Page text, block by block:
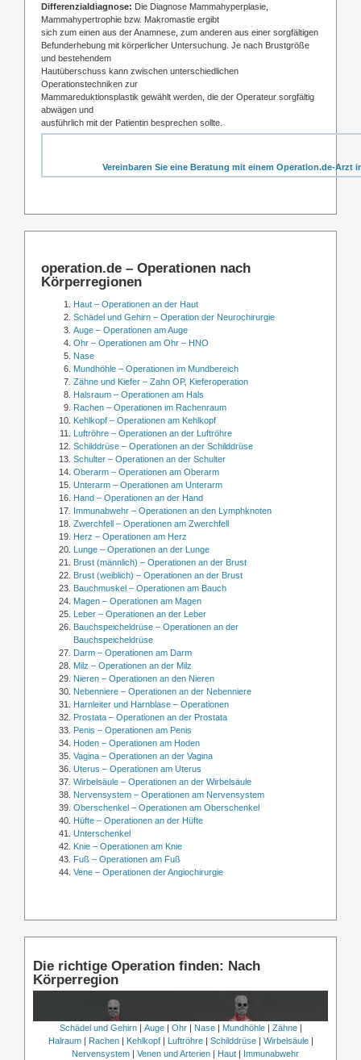
Differenzialdiagnose: Die Diagnose Mammahyperplasie,
Mammahypertrophie bzw. Makromastie ergibt
sich zum einen aus der Anamnese, zum anderen aus einer sorgfältigen
Befunderhebung mit körperlicher Untersuchung. Je nach Brustgröße
und bestehendem
Hautüberschuss kann zwischen unterschiedlichen
Operationstechniken zur
Mammareduktionsplastik gewählt werden, die der Operateur sorgfältig
abwägen und
ausführlich mit der Patientin besprechen sollte.
Vereinbaren Sie eine Beratung mit einem Operation.de-Arzt
operation.de – Operationen nach
Körperregionen
Haut – Operationen an der Haut
Schädel und Gehirn – Operation der Neurochirurgie
Auge – Operationen am Auge
Ohr – Operationen am Ohr – HNO
Nase
Mundhöhle – Operationen im Mundbereich
Zähne und Kiefer – Zahn OP, Kieferoperation
Halsraum – Operationen am Hals
Rachen – Operationen im Rachenraum
Kehlkopf – Operationen am Kehlkopf
Luftröhre – Operationen an der Luftröhre
Schilddrüse – Operationen an der Schilddrüse
Schulter – Operationen an der Schulter
Oberarm – Operationen am Oberarm
Unterarm – Operationen am Unterarm
Hand – Operationen an der Hand
Immunabwehr – Operationen an den Lymphknoten
Zwerchfell – Operationen am Zwerchfell
Herz – Operationen am Herz
Lunge – Operationen an der Lunge
Brust (männlich) – Operationen an der Brust
Brust (weiblich) – Operationen an der Brust
Bauchmuskel – Operationen am Bauch
Magen – Operationen am Magen
Leber – Operationen an der Leber
Bauchspeicheldrüse – Operationen an der
Bauchspeicheldrüse
Darm – Operationen am Darm
Milz – Operationen an der Milz
Nieren – Operationen an den Nieren
Nebenniere – Operationen an der Nebenniere
Harnleiter und Harnblase – Operationen
Prostata – Operationen an der Prostata
Penis – Operationen am Penis
Hoden – Operationen am Hoden
Vagina – Operationen an der Vagina
Uterus – Operationen am Uterus
Wirbelsäule – Operationen an der Wirbelsäule
Nervensystem – Operationen am Nervensystem
Oberschenkel – Operationen am Oberschenkel
Hüfte – Operationen an der Hüfte
Unterschenkel
Knie – Operationen am Knie
Fuß – Operationen am Fuß
Vene – Operationen der Angiochirurgie
Die richtige Operation finden: Nach
Körperregion
Schädel und Gehirn| Auge| Ohr| Nase| Mundhöhle| Zähne|
Halraum| Rachen| Kehlkopf| Luftröhre| Schilddrüse| Wirbelsäule|
Nervensystem | Venen und Arterien | Haut | Immunabwehr